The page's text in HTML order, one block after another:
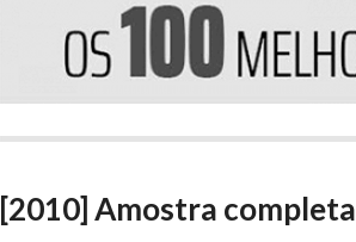
[2010] Amostra completa